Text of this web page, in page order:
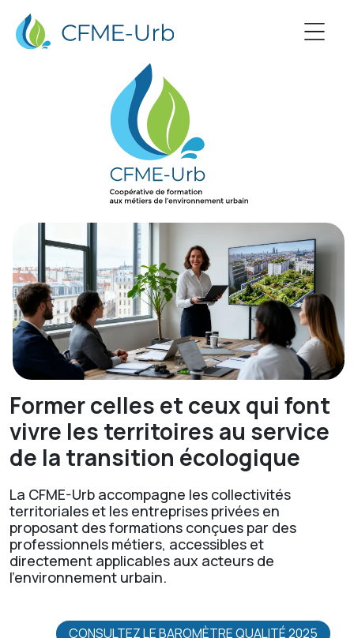
Former celles et ceux qui font
vivre les territoires au service
de la transition écologique
La CFME-Urb accompagne les collectivités
territoriales et les entreprises privées en
proposant des formations conçues par des
professionnels métiers, accessibles et
directement applicables aux acteurs de
l'environnement urbain.
CONSULTEZ LE BAROMÈTRE QUALITÉ 2025